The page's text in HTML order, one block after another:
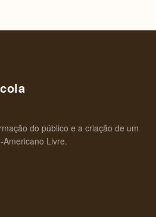
do público e a criação de um
Americano Livre.